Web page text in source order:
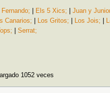
Els 5 Xics;
Juan y
Canarios; Los Gritos; Los Jois;
Serrat;
1052 veces